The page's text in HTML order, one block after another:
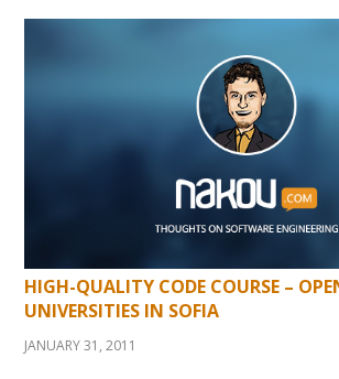
HIGH-QUALITY CODE COURSE –
UNIVERSITIES IN SOFIA
JANUARY 31, 2011